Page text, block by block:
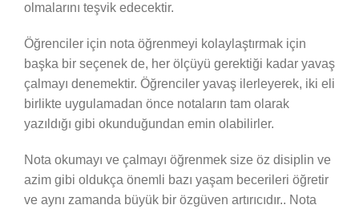
olmalarını teşvik edecektir.
Öğrenciler için nota öğrenmeyi kolaylaştırmak için
başka bir seçenek de, her ölçüyü gerektiği kadar yavaş
çalmayı denemektir. Öğrenciler yavaş ilerleyerek, iki eli
birlikte uygulamadan önce notaların tam olarak
yazıldığı gibi okunduğundan emin olabilirler.
Nota okumayı ve çalmayı öğrenmek size öz disiplin ve
azim gibi oldukça önemli bazı yaşam becerileri öğretir
ve aynı zamanda büyük bir özgüven artırıcıdır.. Nota